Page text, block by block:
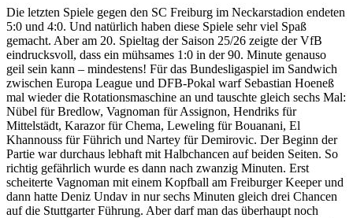
Die letzten Spiele gegen den SC Freiburg im Neckarstadion endeten
5:0 und 4:0. Und natürlich haben diese Spiele sehr viel Spaß
gemacht. Aber am 20. Spieltag der Saison 25/26 zeigte der VfB
eindrucksvoll, dass ein mühsames 1:0 in der 90. Minute genauso
geil sein kann – mindestens! Für das Bundesligaspiel im Sandwich
zwischen Europa League und DFB-Pokal warf Sebastian Hoeneß
mal wieder die Rotationsmaschine an und tauschte gleich sechs Mal:
Nübel für Bredlow, Vagnoman für Assignon, Hendriks für
Mittelstädt, Karazor für Chema, Leweling für Bouanani, El
Khannouss für Führich und Nartey für Demirovic. Der Beginn der
Partie war durchaus lebhaft mit Halbchancen auf beiden Seiten. So
richtig gefährlich wurde es dann nach zwanzig Minuten. Erst
scheiterte Vagnoman mit einem Kopfball am Freiburger Keeper und
dann hatte Deniz Undav in nur sechs Minuten gleich drei Chancen
auf die Stuttgarter Führung. Aber darf man das überhaupt noch